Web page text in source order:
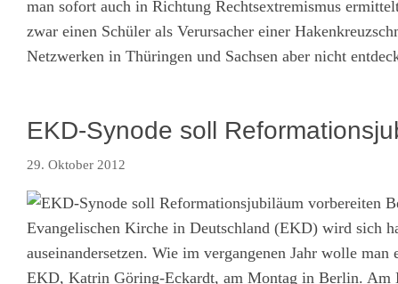
man sofort auch in Richtung Rechtsextremismus
zwar einen Schüler als Verursacher einer
Netzwerken in Thüringen und Sachsen aber nicht
EKD-Synode soll
29. Oktober 2012
Evangelischen Kirche in Deutschland (EKD) wird sich
auseinandersetzen. Wie im vergangenen Jahr wolle
EKD, Katrin Göring-Eckardt, am Montag in Berlin. Am